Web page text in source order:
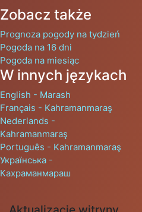
Zobacz także
Prognoza pogody na tydzień
Pogoda na 16 dni
Pogoda na miesiąc
W innych językach
English - Marash
Français - Kahramanmaraş
Nederlands -
Kahramanmaraş
Português - Kahramanmaraş
Українська -
Кахраманмараш